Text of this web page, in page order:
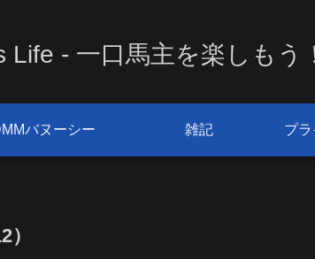
Life - 一口馬主を楽しもう
バヌーシー 雑記 プ